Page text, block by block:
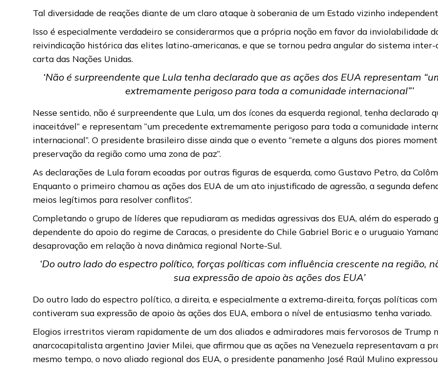
Tal diversidade de reações diante de um claro ataque à soberania de um Estado vizinho
Isso é especialmente verdadeiro se considerarmos que a própria noção em favor da inviolabilidade
reivindicação histórica das elites latino-americanas, e que se tornou pedra angular do sistema
carta das Nações Unidas.
‘Não é surpreendente que Lula tenha declarado que as ações dos EUA representam
extremamente perigoso para toda a comunidade internacional”’
Nesse sentido, não é surpreendente que Lula, um dos ícones da esquerda regional, tenha declarado
inaceitável” e representam “um precedente extremamente perigoso para toda a comunidade
internacional”. O presidente brasileiro disse ainda que o evento “remete a alguns dos piores
preservação da região como uma zona de paz”.
As declarações de Lula foram ecoadas por outras figuras de esquerda, como Gustavo Petro, da
Enquanto o primeiro chamou as ações dos EUA de um ato injustificado de agressão, a segunda
meios legítimos para resolver conflitos”.
Completando o grupo de líderes que repudiaram as medidas agressivas dos EUA, além do esperado
dependente do apoio do regime de Caracas, o presidente do Chile Gabriel Boric e o uruguaio
desaprovação em relação à nova dinâmica regional Norte-Sul.
‘Do outro lado do espectro político, forças políticas com influência crescente na região,
sua expressão de apoio às ações dos EUA’
Do outro lado do espectro político, a direita, e especialmente a extrema-direita, forças políticas
contiveram sua expressão de apoio às ações dos EUA, embora o nível de entusiasmo tenha variado.
Elogios irrestritos vieram rapidamente de um dos aliados e admiradores mais fervorosos de Trump
anarcocapitalista argentino Javier Milei, que afirmou que as ações na Venezuela representavam a
mesmo tempo, o novo aliado regional dos EUA, o presidente panamenho José Raúl Mulino